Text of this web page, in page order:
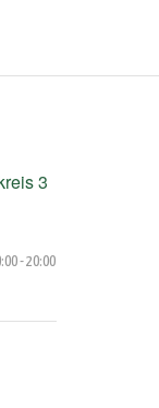
3
-20:00